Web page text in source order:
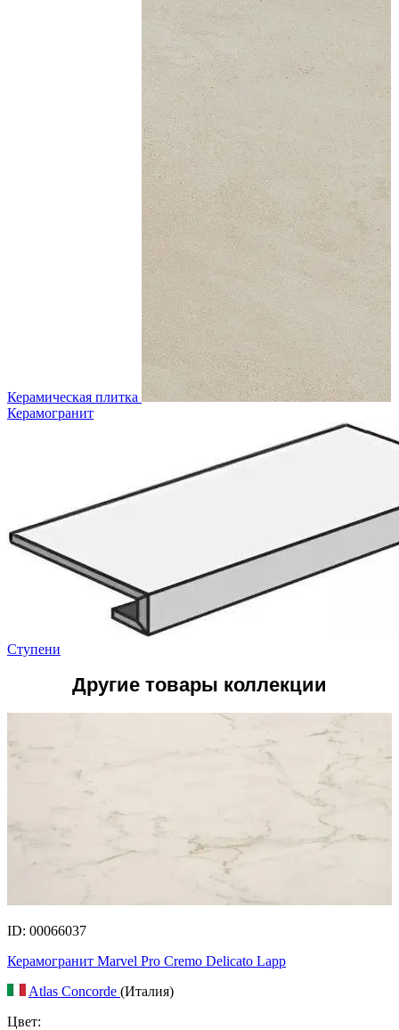
Керамическая плитка
Керамогранит
Ступени
Другие товары коллекции
ID: 00066037
Керамогранит Marvel Pro Cremo Delicato Lapp
Atlas Concorde (Италия)
Цвет: